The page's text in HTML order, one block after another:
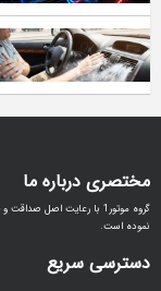
مختصری درباره ما
نموده است.
دسترسی سریع